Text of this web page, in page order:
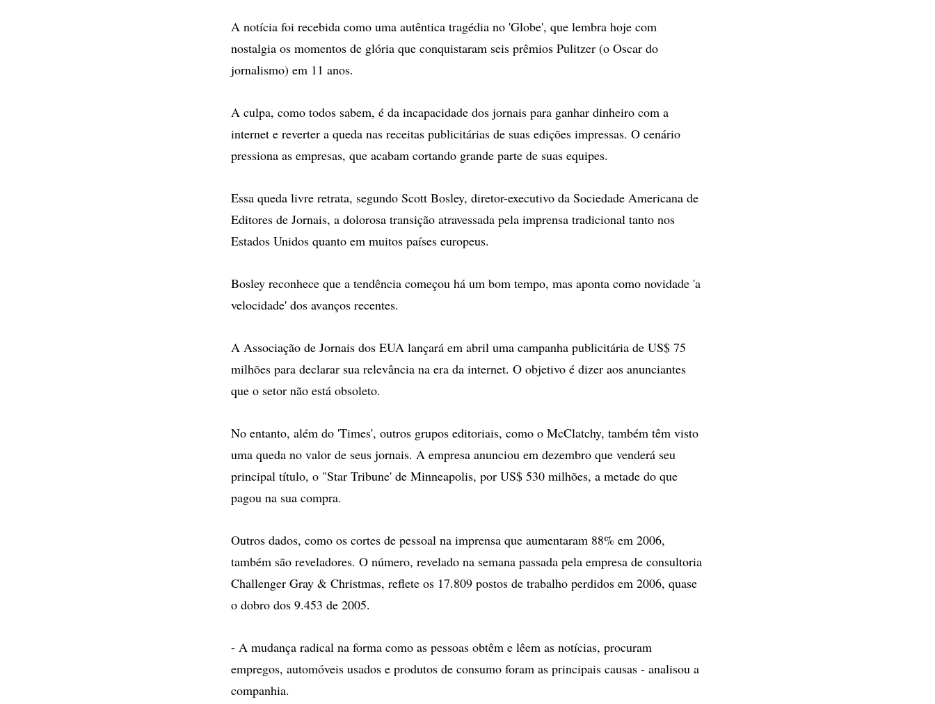
A notícia foi recebida como uma autêntica tragédia no 'Globe', que lembra hoje com
nostalgia os momentos de glória que conquistaram seis prêmios Pulitzer (o Oscar do
jornalismo) em 11 anos.
A culpa, como todos sabem, é da incapacidade dos jornais para ganhar dinheiro com a
internet e reverter a queda nas receitas publicitárias de suas edições impressas. O cenário
pressiona as empresas, que acabam cortando grande parte de suas equipes.
Essa queda livre retrata, segundo Scott Bosley, diretor-executivo da Sociedade Americana de
Editores de Jornais, a dolorosa transição atravessada pela imprensa tradicional tanto nos
Estados Unidos quanto em muitos países europeus.
Bosley reconhece que a tendência começou há um bom tempo, mas aponta como novidade 'a
velocidade' dos avanços recentes.
A Associação de Jornais dos EUA lançará em abril uma campanha publicitária de US$ 75
milhões para declarar sua relevância na era da internet. O objetivo é dizer aos anunciantes
que o setor não está obsoleto.
No entanto, além do 'Times', outros grupos editoriais, como o McClatchy, também têm visto
uma queda no valor de seus jornais. A empresa anunciou em dezembro que venderá seu
principal título, o "Star Tribune' de Minneapolis, por US$ 530 milhões, a metade do que
pagou na sua compra.
Outros dados, como os cortes de pessoal na imprensa que aumentaram 88% em 2006,
também são reveladores. O número, revelado na semana passada pela empresa de consultoria
Challenger Gray & Christmas, reflete os 17.809 postos de trabalho perdidos em 2006, quase
o dobro dos 9.453 de 2005.
- A mudança radical na forma como as pessoas obtêm e lêem as notícias, procuram
empregos, automóveis usados e produtos de consumo foram as principais causas - analisou a
companhia.